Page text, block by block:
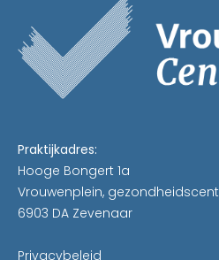
Praktijkadres:
Hooge Bongert 1a
Vrouwenplein,
6903 DA Zevenaar
Privacybeleid